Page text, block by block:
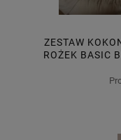
ZESTAW
ROŻEK BASIC